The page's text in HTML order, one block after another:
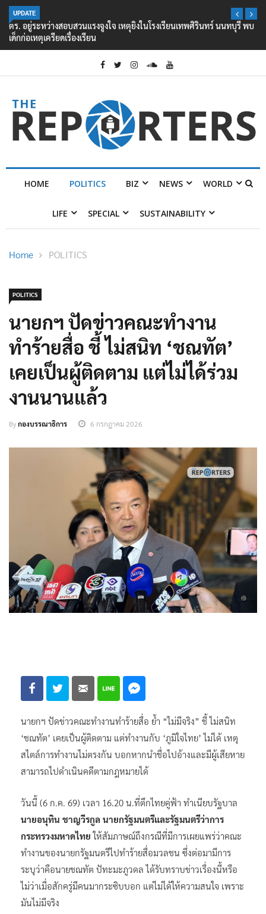
UPDATE
ตร. อยู่ระหว่างสอบสวนแรงจูงใจ เหตุยิงในโรงเรียนเทพศิรินทร์ นนทบุรี พบ
เด็กก่อเหตุเครียดเรื่องเรียน
HOME POLITICS BIZ NEWS WORLD
LIFE SPECIAL SUSTAINABILITY
Home POLITICS
POLITICS
นายกฯ ปัดข่าวคณะทำงาน
ทำร้ายสื่อ ชี้ ไม่สนิท ‘ชณทัต’
เคยเป็นผู้ติดตาม แต่ไม่ได้ร่วม
งานนานแล้ว
Byกองบรรณาธิการ 6 กรกฎาคม 2026
นายกฯ ปัดข่าวคณะทำงานทำร้ายสื่อ ย้ำ “ไม่มีจริง” ชี้ ไม่สนิท
‘ชณทัต’ เคยเป็นผู้ติดตาม แต่ทำงานกับ ‘ภูมิใจไทย’ ไม่ได้ เหตุ
สไตล์การทำงานไม่ตรงกัน บอกหากนำชื่อไปอ้างและมีผู้เสียหาย
สามารถไปดำเนินคดีตามกฎหมายได้
วันนี้ (6 ก.ค. 69) เวลา 16.20 น.ที่ตึกไทยคู่ฟ้า ทำเนียบรัฐบาล
นายอนุทิน ชาญวีรกูล นายกรัฐมนตรีและรัฐมนตรีว่าการ
กระทรวงมหาดไทย ให้สัมภาษณ์ถึงกรณีที่มีการเผยแพร่ว่าคณะ
ทำงานของนายกรัฐมนตรีไปทำร้ายสื่อมวลชน ซึ่งต่อมามีการ
ระบุว่าคือนายชณทัต ปัทะมะภูวดล ได้รับทราบข่าวเรื่องนี้หรือ
ไม่ว่าเมื่อสักครู่มีคนมากระซิบบอก แต่ไม่ได้ให้ความสนใจ เพราะ
มันไม่มีจริง